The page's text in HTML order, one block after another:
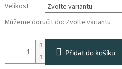
Velikost
Můžeme doručit do: Zvolte variantu
Přidat do košíku